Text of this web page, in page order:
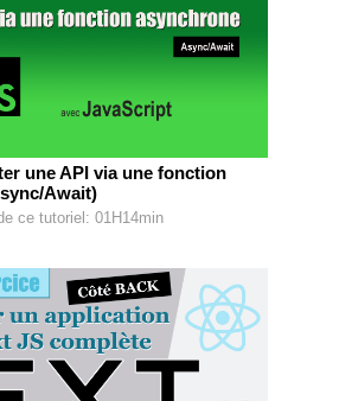
une API via une fonction
Await)
ce tutoriel: 01H14min